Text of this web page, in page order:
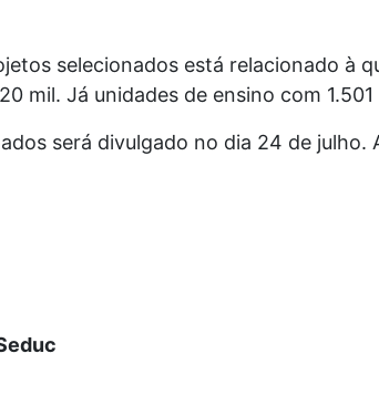
selecionados está relacionado à
mil. Já unidades de ensino com
será divulgado no dia 24 de